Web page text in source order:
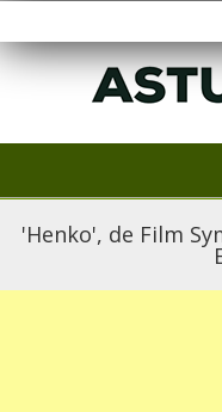
'Henko', de Film